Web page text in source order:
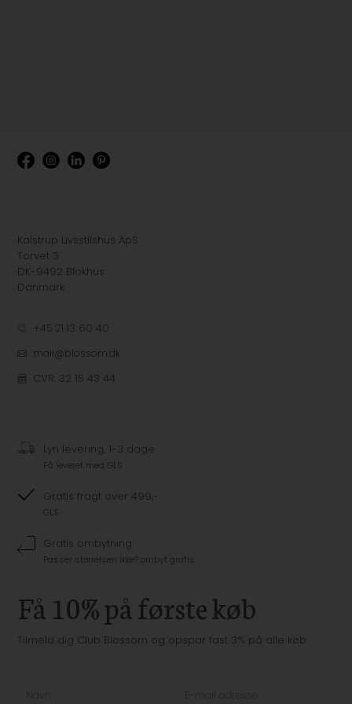
Kalstrup Livsstilshus ApS
Torvet 3
DK-9492 Blokhus
Danmark
+45 21 13 60 40
mail@blossom.dk
CVR: 32 15 43 44
Lyn levering, 1-3 dage
Få leveret med GLS
Gratis fragt over 499,-
GLS
Gratis ombytning
Passer størrelsen ikke? ombyt gratis
Få 10% på første køb
Tilmeld dig Club Blossom og opspar fast 3% på alle køb